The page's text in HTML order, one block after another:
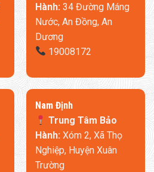
Hành: 34 Đường Máng
Nước, An Đồng, An
Dương
19008172
​Nam Định
Trung Tâm Bảo
Hành:Xóm 2, Xã Thọ
Nghiệp, Huyện Xuân
Trường